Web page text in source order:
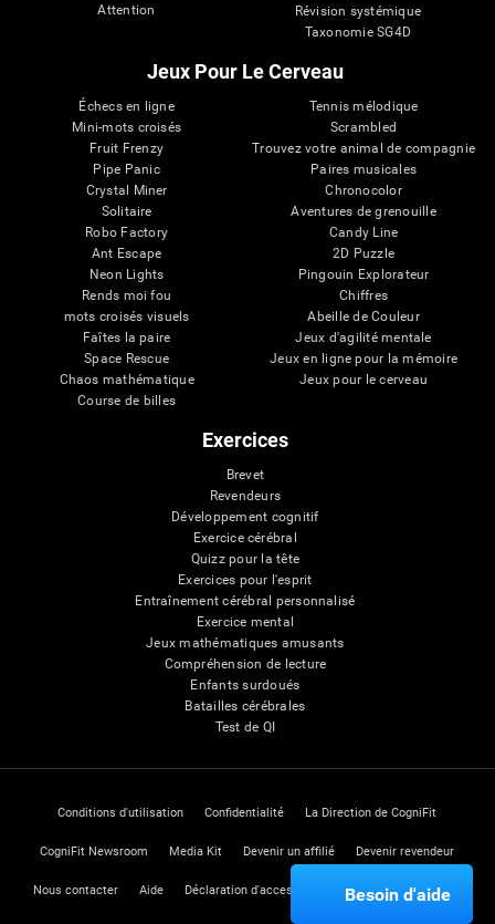
Attention
Révision systémique
Taxonomie SG4D
Jeux Pour Le Cerveau
Échecs en ligne
Mini-mots croisés
Fruit Frenzy
Pipe Panic
Crystal Miner
Solitaire
Robo Factory
Ant Escape
Neon Lights
Rends moi fou
mots croisés visuels
Faîtes la paire
Space Rescue
Chaos mathématique
Course de billes
Tennis mélodique
Scrambled
Trouvez votre animal de compagnie
Paires musicales
Chronocolor
Aventures de grenouille
Candy Line
2D Puzzle
Pingouin Explorateur
Chiffres
Abeille de Couleur
Jeux d'agilité mentale
Jeux en ligne pour la mémoire
Jeux pour le cerveau
Exercices
Brevet
Revendeurs
Développement cognitif
Exercice cérébral
Quizz pour la tête
Exercices pour l'esprit
Entraînement cérébral personnalisé
Exercice mental
Jeux mathématiques amusants
Compréhension de lecture
Enfants surdoués
Batailles cérébrales
Test de QI
Conditions d'utilisation Confidentialité La Direction de CogniFit
CogniFit Newsroom Media Kit Devenir un affilié Devenir revendeur
Nous contacter Aide Déclaration d'accessibilité Centre de Confiance
Besoin d'aide